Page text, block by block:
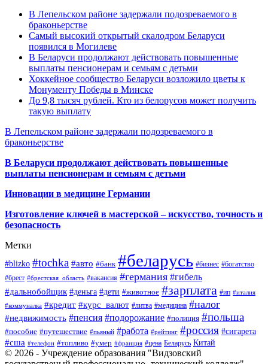
В Лепельском районе задержали подозреваемого в
браконьерстве
Самый высокий открытый скалодром Беларуси
появился в Могилеве
В Беларуси продолжают действовать повышенные
выплаты пенсионерам и семьям с детьми
Хоккейное сообщество Беларуси возложило цветы к
Монументу Победы в Минске
До 9,8 тысяч рублей. Кто из белорусов может получить
такую выплату
В Лепельском районе задержали подозреваемого в
браконьерстве
В Беларуси продолжают действовать повышенные
выплаты пенсионерам и семьям с детьми
Инновации в медицине Германии
Изготовление ключей в мастерской – искусство, точность и
безопасность
Метки
#blizko #tochka #авто #банк #беларусь #бизнес #богатство
#брест #брестская_область #вакансия #германия #гибель
#дальнобойщик #деньга #дети #животное #зарплата #ип #италия
#коммуналка #кредит #курс_валют #литва #медицина #налог
#недвижимость #пенсия #подорожание #полиция #польша
#пособие #путешествие #пьяный #работа #рейтинг #россия #сигарета
#сша #телефон #топливо #умер #франция #цена Беларусь Китай
© 2026 - Учреждение образования "Видзовский